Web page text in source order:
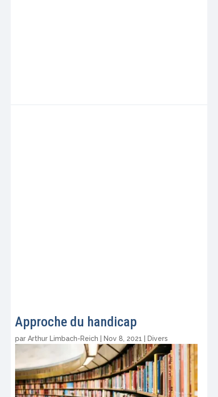
Approche du handicap
parArthur Limbach-Reich |Nov 8, 2021 |Divers